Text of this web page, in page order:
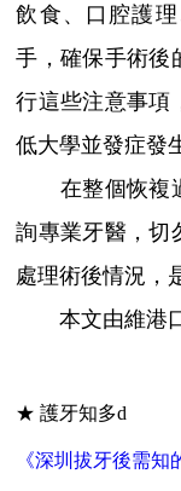
飲食、口腔護
手，確保手術後
行這些注意事項
低大學並發症發
在整個恢複過
詢專業牙醫，切
處理術後情況，
本文由維港口
★ 護牙知多d
《深圳拔牙後需知